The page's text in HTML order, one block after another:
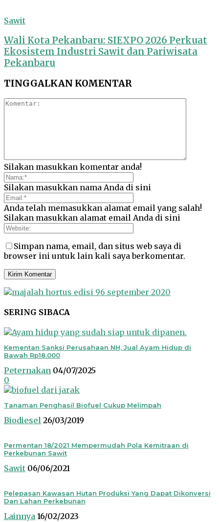
Sawit
Wali Kota Pekanbaru: SIEXPO 2026 Perkuat
Ekosistem Industri Sawit dan Pariwisata
Pekanbaru
TINGGALKAN KOMENTAR
Silakan masukkan komentar anda!
Silakan masukkan nama Anda di sini
Anda telah memasukkan alamat email yang salah!
Silakan masukkan alamat email Anda di sini
Simpan nama, email, dan situs web saya di
browser ini untuk lain kali saya berkomentar.
SERING SIBACA
Kementan Sanksi Perusahaan NH, Jual Ayam Hidup di
Bawah Rp18.000
Peternakan 04/07/2025
0
Tanaman Penghasil Biofuel Cukup Melimpah
Biodiesel 26/03/2019
Permentan 18/2021 Mempermudah Pola Kemitraan di
Perkebunan Sawit
Sawit 06/06/2021
Pelepasan Kawasan Hutan Produksi Yang Dapat Dikonversi
Dan Lahan Perkebunan
Lainnya 16/02/2023